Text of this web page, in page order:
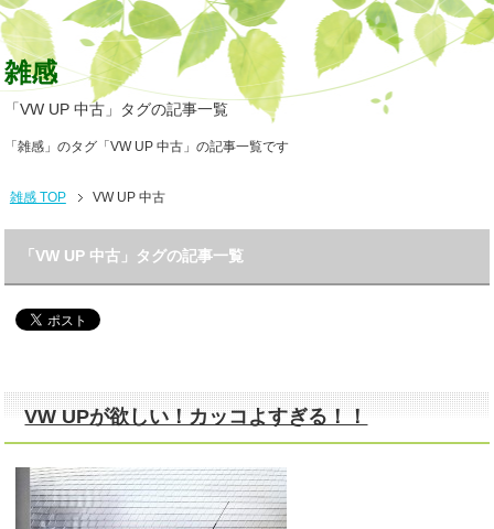
雑感
「VW UP 中古」タグの記事一覧
「雑感」のタグ「VW UP 中古」の記事一覧です
雑感 TOP VW UP 中古
「VW UP 中古」タグの記事一覧
VW UPが欲しい！カッコよすぎる！！